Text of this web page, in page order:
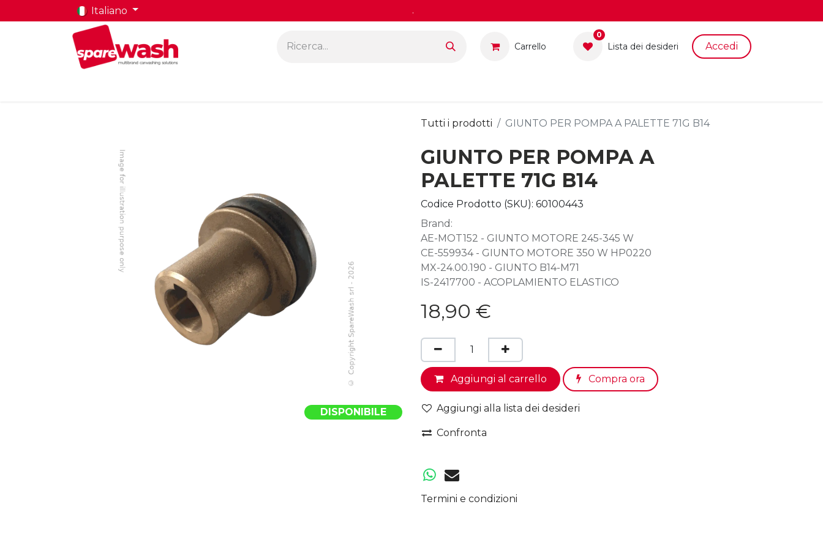
Italiano .
Carrello
0
Lista dei desid​eri Accedi
Tutti i prodotti GIUNTO PER POMPA A PALETTE 71G B14
DISPONIBILE
GIUNTO PER POMPA A
PALETTE 71G B14
Codice Prodotto (SKU): 60100443
Brand:
AE-MOT152 - GIUNTO MOTORE 245-345 W
CE-559934 - GIUNTO MOTORE 350 W HP0220
MX-24.00.190 - GIUNTO B14-M71
IS-2417700 - ACOPLAMIENTO ELASTICO
18,90 €
Aggiungi al carrello Compra ora
Aggiungi alla lista dei desideri
Confronta
Termini e condizioni